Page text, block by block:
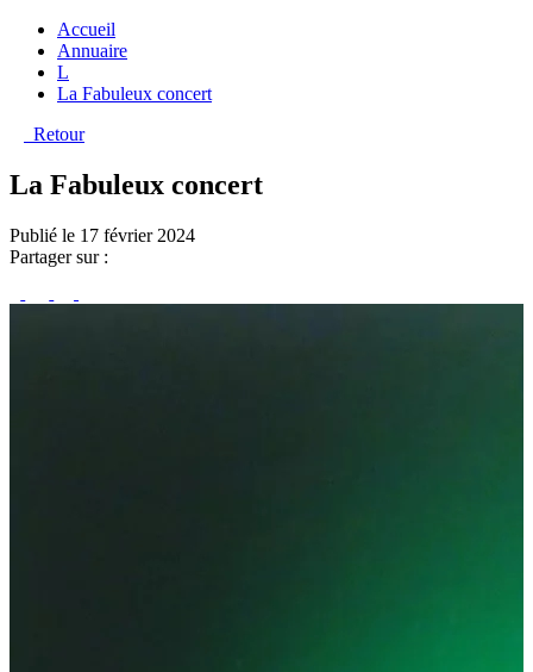
Accueil
Annuaire
L
La Fabuleux concert
Retour
La Fabuleux concert
Publié le 17 février 2024
Partager sur :